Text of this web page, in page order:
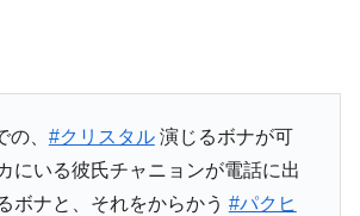
の、 #クリスタル演じるボナが可
にいる彼氏チャニョンが電話に出
ボナと、それをからかう #パクヒ